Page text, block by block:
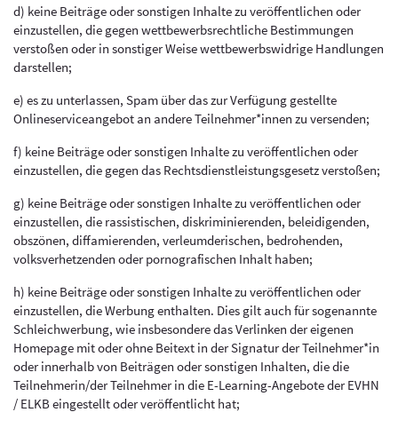
d) keine Beiträge oder sonstigen Inhalte zu veröffentlichen oder
einzustellen, die gegen wettbewerbsrechtliche Bestimmungen
verstoßen oder in sonstiger Weise wettbewerbswidrige Handlungen
darstellen;
e) es zu unterlassen, Spam über das zur Verfügung gestellte
Onlineserviceangebot an andere Teilnehmer*innen zu versenden;
f) keine Beiträge oder sonstigen Inhalte zu veröffentlichen oder
einzustellen, die gegen das Rechtsdienstleistungsgesetz verstoßen;
g) keine Beiträge oder sonstigen Inhalte zu veröffentlichen oder
einzustellen, die rassistischen, diskriminierenden, beleidigenden,
obszönen, diffamierenden, verleumderischen, bedrohenden,
volksverhetzenden oder pornografischen Inhalt haben;
h) keine Beiträge oder sonstigen Inhalte zu veröffentlichen oder
einzustellen, die Werbung enthalten. Dies gilt auch für sogenannte
Schleichwerbung, wie insbesondere das Verlinken der eigenen
Homepage mit oder ohne Beitext in der Signatur der Teilnehmer*in
oder innerhalb von Beiträgen oder sonstigen Inhalten, die die
Teilnehmerin/der Teilnehmer in die E-Learning-Angebote der EVHN
/ ELKB eingestellt oder veröffentlicht hat;